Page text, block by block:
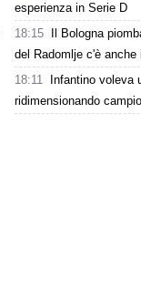
esperienza in Serie D
18:15
Il Bologna
del Radomlje c'è anche
18:11
Infantino voleva
ridimensionando